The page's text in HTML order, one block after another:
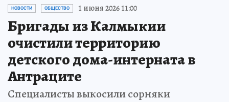
НОВОСТИ ОБЩЕСТВО 1 июня 2026 11:00
Бригады из Калмыкии
очистили территорию
детского дома-интерната в
Антраците
Специалисты выкосили сорняки